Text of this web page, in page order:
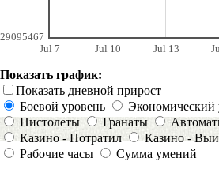
Jul 7 Jul 10 Jul 13
29095467
Показать график:
Показать дневной прирост
Боевой уровень
Экономический
Пистолеты
Гранаты
Казино - Потратил
Казино -
Рабочие часы
Сумма умений